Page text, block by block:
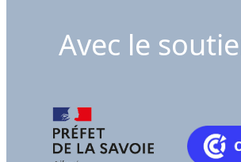
Avec le